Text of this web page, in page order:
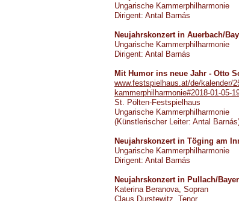
Ungarische Kammerphilharmonie
Dirigent: Antal Barnás
Neujahrskonzert in Auerbach/
Ungarische Kammerphilharmonie
Dirigent: Antal Barnás
Mit Humor ins neue Jahr - Otto
www.festspielhaus.at/de/kalender/
kammerphilharmonie#2018-01-05-
St. Pölten-Festspielhaus
Ungarische Kammerphilharmonie
(Künstlerischer Leiter: Antal
Neujahrskonzert in Töging am
Ungarische Kammerphilharmonie
Dirigent: Antal Barnás
Neujahrskonzert in Pullach/
Katerina Beranova, Sopran
Claus Durstewitz, Tenor